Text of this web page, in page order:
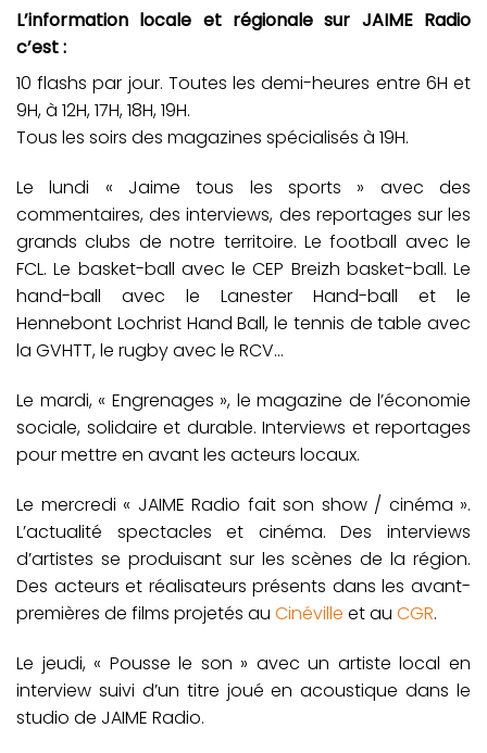
L’information locale et régionale sur JAIME Radio
c’est :
10 flashs par jour. Toutes les demi-heures entre 6H et
9H, à 12H, 17H, 18H, 19H.
Tous les soirs des magazines spécialisés à 19H.
Le lundi « Jaime tous les sports » avec des
commentaires, des interviews, des reportages sur les
grands clubs de notre territoire. Le football avec le
FCL. Le basket-ball avec le CEP Breizh basket-ball. Le
hand-ball avec le Lanester Hand-ball et le
Hennebont Lochrist Hand Ball, le tennis de table avec
la GVHTT, le rugby avec le RCV…
Le mardi, « Engrenages », le magazine de l’économie
sociale, solidaire et durable. Interviews et reportages
pour mettre en avant les acteurs locaux.
Le mercredi « JAIME Radio fait son show / cinéma ».
L’actualité spectacles et cinéma. Des interviews
d’artistes se produisant sur les scènes de la région.
Des acteurs et réalisateurs présents dans les avant-
premières de films projetés au Cinéville et au CGR.
Le jeudi, « Pousse le son » avec un artiste local en
interview suivi d’un titre joué en acoustique dans le
studio de JAIME Radio.